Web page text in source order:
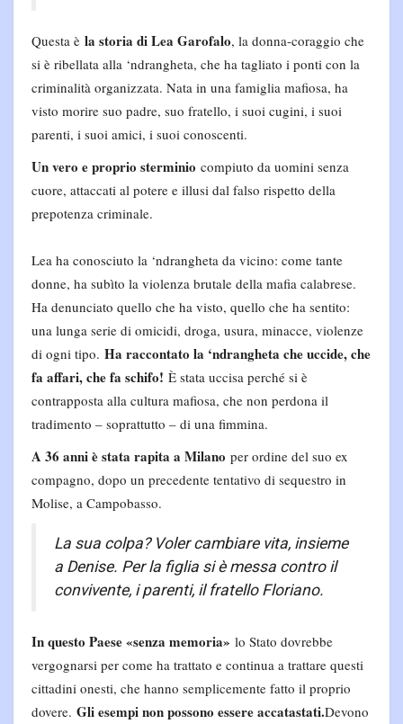
Questa è la storia di Lea Garofalo, la donna-coraggio che
si è ribellata alla ‘ndrangheta, che ha tagliato i ponti con la
criminalità organizzata. Nata in una famiglia mafiosa, ha
visto morire suo padre, suo fratello, i suoi cugini, i suoi
parenti, i suoi amici, i suoi conoscenti.
Un vero e proprio sterminio compiuto da uomini senza
cuore, attaccati al potere e illusi dal falso rispetto della
prepotenza criminale.
Lea ha conosciuto la ‘ndrangheta da vicino: come tante
donne, ha subìto la violenza brutale della mafia calabrese.
Ha denunciato quello che ha visto, quello che ha sentito:
una lunga serie di omicidi, droga, usura, minacce, violenze
di ogni tipo. Ha raccontato la ‘ndrangheta che uccide, che
fa affari, che fa schifo! È stata uccisa perché si è
contrapposta alla cultura mafiosa, che non perdona il
tradimento – soprattutto – di una fimmina.
A 36 anni è stata rapita a Milano per ordine del suo ex
compagno, dopo un precedente tentativo di sequestro in
Molise, a Campobasso.
La sua colpa? Voler cambiare vita, insieme
a Denise. Per la figlia si è messa contro il
convivente, i parenti, il fratello Floriano.
In questo Paese «senza memoria» lo Stato dovrebbe
vergognarsi per come ha trattato e continua a trattare questi
cittadini onesti, che hanno semplicemente fatto il proprio
dovere. Gli esempi non possono essere accatastati.Devono